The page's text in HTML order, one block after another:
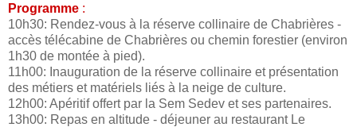
Programme :
10h30: Rendez-vous à la réserve collinaire de Chabrières -
accès télécabine de Chabrières ou chemin forestier (environ
1h30 de montée à pied).
11h00: Inauguration de la réserve collinaire et présentation
des métiers et matériels liés à la neige de culture.
12h00: Apéritif offert par la Sem Sedev et ses partenaires.
13h00: Repas en altitude - déjeuner au restaurant Le